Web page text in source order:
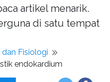
artikel menarik.
di satu tempat
Fisiologi
endokardium